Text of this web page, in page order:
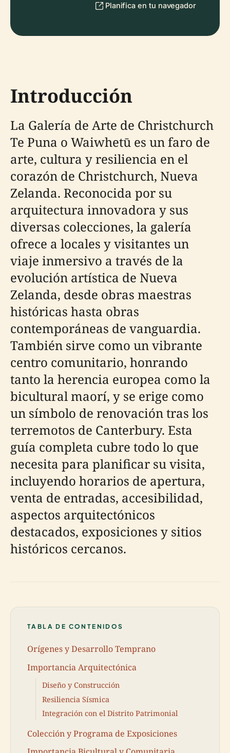
Planifica en tu navegador
Introducción
La Galería de Arte de Christchurch
Te Puna o Waiwhetū es un faro de
arte, cultura y resiliencia en el
corazón de Christchurch, Nueva
Zelanda. Reconocida por su
arquitectura innovadora y sus
diversas colecciones, la galería
ofrece a locales y visitantes un
viaje inmersivo a través de la
evolución artística de Nueva
Zelanda, desde obras maestras
históricas hasta obras
contemporáneas de vanguardia.
También sirve como un vibrante
centro comunitario, honrando
tanto la herencia europea como la
bicultural maorí, y se erige como
un símbolo de renovación tras los
terremotos de Canterbury. Esta
guía completa cubre todo lo que
necesita para planificar su visita,
incluyendo horarios de apertura,
venta de entradas, accesibilidad,
aspectos arquitectónicos
destacados, exposiciones y sitios
históricos cercanos.
TABLA DE CONTENIDOS
Orígenes y Desarrollo Temprano
Importancia Arquitectónica
Diseño y Construcción
Resiliencia Sísmica
Integración con el Distrito Patrimonial
Colección y Programa de Exposiciones